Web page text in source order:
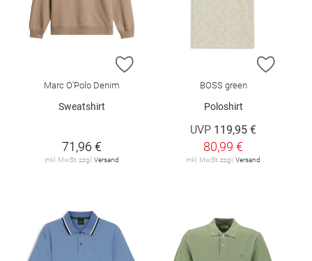
ZUR WUNSCHLISTE HINZUFÜGEN
Marc O'Polo Denim
Sweatshirt
71,96 €
inkl. MwSt. zzgl.Versand
ZUR
BOSS green
Poloshirt
UVP 119,95 €
80,99 €
inkl. MwSt. zzgl.Versand